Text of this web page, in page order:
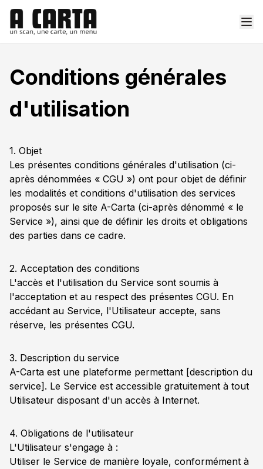
Conditions générales
d'utilisation
1. Objet
Les présentes conditions générales d'utilisation (ci-
après dénommées « CGU ») ont pour objet de définir
les modalités et conditions d'utilisation des services
proposés sur le site A-Carta (ci-après dénommé « le
Service »), ainsi que de définir les droits et obligations
des parties dans ce cadre.
2. Acceptation des conditions
L'accès et l'utilisation du Service sont soumis à
l'acceptation et au respect des présentes CGU. En
accédant au Service, l'Utilisateur accepte, sans
réserve, les présentes CGU.
3. Description du service
A-Carta est une plateforme permettant [description du
service]. Le Service est accessible gratuitement à tout
Utilisateur disposant d'un accès à Internet.
4. Obligations de l'utilisateur
L'Utilisateur s'engage à :
Utiliser le Service de manière loyale, conformément à